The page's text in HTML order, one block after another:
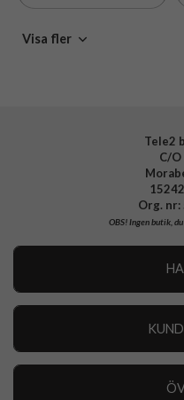
USB-C till USB-C Kablar
Visa fler
Tele2
C/O
Org.
OBS!Ingen butik,